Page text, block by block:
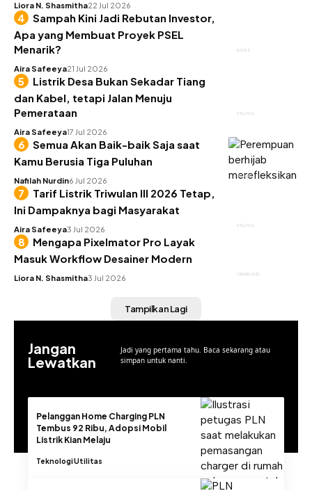
Liora N. Shasmitha22 Jul 2026
BISNIS
Sampah Kini Jadi Rebutan Investor,
Apa yang Membuat Proyek PSEL
Menarik?
Aira Safeeya21 Jul 2026
UTILITAS
Listrik Desa Bukan Sekadar Tiang
dan Kabel, tetapi Jalan Menuju
Pemerataan
Aira Safeeya17 Jul 2026
INSIGHT
Semua Akan Baik-baik Saja saat
Kamu Berusia Tiga Puluhan
Nafilah Nurdin6 Jul 2026
UTILITAS
Tarif Listrik Triwulan III 2026 Tetap,
Ini Dampaknya bagi Masyarakat
Aira Safeeya3 Jul 2026
TEKNOLOGI
Mengapa Pixelmator Pro Layak
Masuk Workflow Desainer Modern
Liora N. Shasmitha3 Jul 2026
Tampilkan Lagi
Jangan
Lewatkan
Jadi yang pertama tahu. Baca sekarang atau
simpan untuk nanti.
Pelanggan Home Charging PLN
Tembus 92 Ribu, Adopsi Mobil
Listrik Kian Melaju
TeknologiUtilitas